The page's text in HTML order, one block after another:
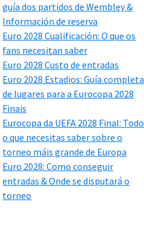
guía dos partidos de Wembley &
Información de reserva
Euro 2028 Cualificación: O que os
fans necesitan saber
Euro 2028 Custo de entradas
Euro 2028 Estadios: Guía completa
de lugares para a Eurocopa 2028
Finais
Eurocopa da UEFA 2028 Final: Todo
o que necesitas saber sobre o
torneo máis grande de Europa
Euro 2028: Como conseguir
entradas & Onde se disputará o
torneo